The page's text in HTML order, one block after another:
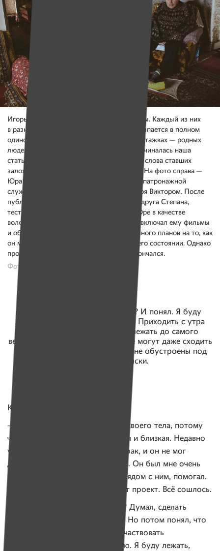
Игорь Цурилов и Юра Кашин обездвижены. Каждый из них
в разных концах Минска засыпает и просыпается в полном
одиночестве в обычных панельных многоэтажках — родных
людей рядом с ними нет. Так год назад начиналась наша
статья о двух минчанах, в прямом смысле слова ставших
заложниками своего тела из-за болезней. На фото справа —
Юра Кашин вместе с братом милосердия патронажной
службы Свято-Елисаветинского монастыря Виктором. После
публикации в «Именах» Юра нашел себе друга Степана,
тестировщика EPAM, который помогал Юре в качестве
волонтера: ухаживал за ним в больнице, включал ему фильмы
и общался с ним о жизни. У Юры было много планов на то, как
он может улучшить свою жизнь даже в его состоянии. Однако
прошлым летом Юра скоропостижно скончался.
Фото: Александр Васюкович, Имена
Я думал: как показать эту тему? И понял. Я буду
лежать, прикованный к кровати. Приходить с утра
перед открытием выставки и лежать до самого
вечера. Заложники своего тела не могут даже сходить
в кино, потому что кинотеатры не обустроены под
инвалидные коляски.
Кирилл:
— Я выбрал тему о заложниках своего тела, потому
что она для меня самая понятная и близкая. Недавно
умер мой дедушка. У него был рак, и он не мог
двигаться последние три недели. Он был мне очень
близок, как отец. Я находился рядом с ним, помогал.
А потом меня пригласили в этот проект. Всё сошлось.
Я думал: как показать эту тему? Думал, сделать
инсталляцию, декорировать ее. Но потом понял, что
лучше всего, если я сам буду участвовать
в инсталляции и стану ее частью. Я буду лежать,